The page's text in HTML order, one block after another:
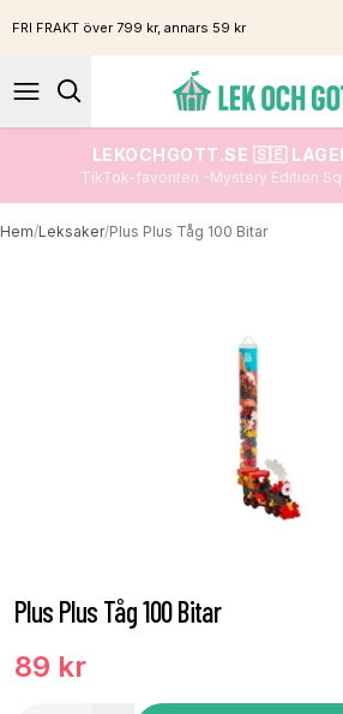
FRI FRAKT över 799 kr, annars 59 kr
LEKOCHGOTT.SE 🇸🇪
TikTok-favoriten -Mystery Edition
Hem/Leksaker/Plus Plus Tåg 100 Bitar
Plus Plus Tåg 100 Bitar
89 kr